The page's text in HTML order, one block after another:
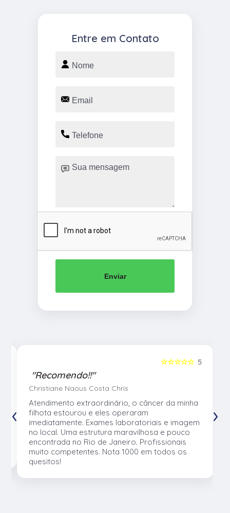
Entre em Contato
Enviar
5
☆☆☆☆☆
"Recomendo!!"
Christiane Naous Costa Chris
Atendimento extraordinário, o câncer da minha
filhota estourou e eles operaram
imediatamente. Exames laboratoriais e imagem
no local. Uma estrutura maravilhosa e pouco
encontrada no Rio de Janeiro. Profissionais
muito competentes. Nota 1000 em todos os
quesitos!
‹ ›